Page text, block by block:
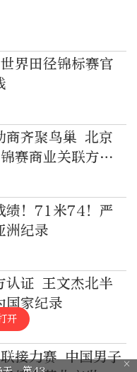
界田径锦标赛官
商齐聚鸟巢 北京
赛商业关联方研
绩！71米74！严
洲纪录
认证 王文杰北半
国家纪录
接力赛 中国男子
开